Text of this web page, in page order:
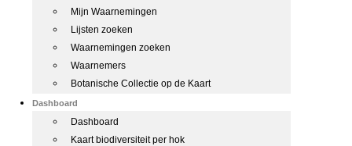
Mijn Waarnemingen
Lijsten zoeken
Waarnemingen zoeken
Waarnemers
Botanische Collectie op de Kaart
Dashboard
Dashboard
Kaart biodiversiteit per hok